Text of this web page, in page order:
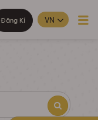
Đăng Kí